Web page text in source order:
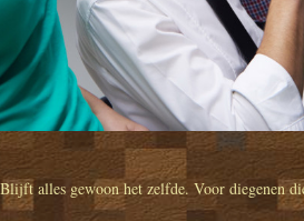
alles gewoon het zelfde. Voor diegenen